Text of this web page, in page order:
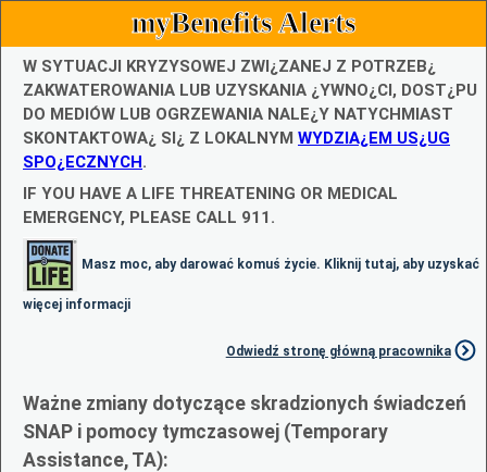
myBenefits Alerts
W SYTUACJI KRYZYSOWEJ ZWI¿ZANEJ Z POTRZEB¿
ZAKWATEROWANIA LUB UZYSKANIA ¿YWNO¿CI, DOST¿PU
DO MEDIÓW LUB OGRZEWANIA NALE¿Y NATYCHMIAST
SKONTAKTOWA¿ SI¿ Z LOKALNYM WYDZIA¿EM US¿UG
SPO¿ECZNYCH.
IF YOU HAVE A LIFE THREATENING OR MEDICAL
EMERGENCY, PLEASE CALL 911.
Masz moc, aby darować komuś życie. Kliknij tutaj, aby uzyskać
więcej informacji
Odwiedź stronę główną pracownika
Ważne zmiany dotyczące skradzionych świadczeń
SNAP i pomocy tymczasowej (Temporary
Assistance, TA):